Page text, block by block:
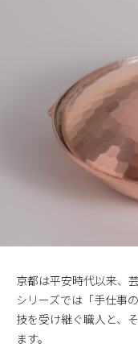
京都は平安時代以来、
シリーズでは「手仕事
技を受け継ぐ職人と、
ます。